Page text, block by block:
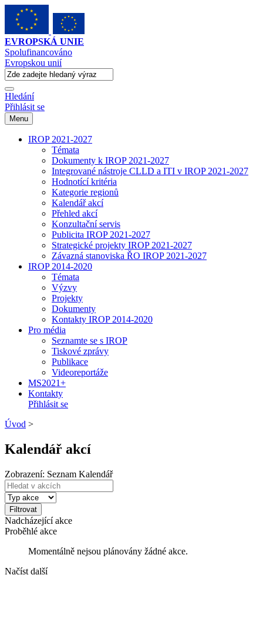
EVROPSKÁ UNIE
Spolufinancováno
Evropskou unií
Hledání
Přihlásit se
Menu
IROP 2021-2027
Témata
Dokumenty k IROP 2021-2027
Integrované nástroje CLLD a ITI v IROP 2021-2027
Hodnotící kritéria
Kategorie regionů
Kalendář akcí
Přehled akcí
Konzultační servis
Publicita IROP 2021-2027
Strategické projekty IROP 2021-2027
Závazná stanoviska ŘO IROP 2021-2027
IROP 2014-2020
Témata
Výzvy
Projekty
Dokumenty
Kontakty IROP 2014-2020
Pro média
Seznamte se s IROP
Tiskové zprávy
Publikace
Videoreportáže
MS2021+
Kontakty
Přihlásit se
Úvod >
Kalendář akcí
Zobrazení: Seznam Kalendář
Filtrovat
Nadcházející akce
Proběhlé akce
Momentálně nejsou plánovány žádné akce.
Načíst další